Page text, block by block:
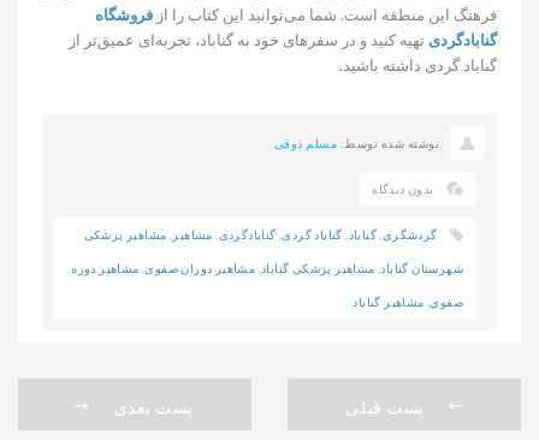
فرهنگ این منطقه است. شما می‌توانید این کتاب را از فروشگاه
گنابادگردی تهیه کنید و در سفرهای خود به گناباد، تجربه‌ای عمیق‌تر از
گناباد گردی داشته باشید.
نوشته شده توسط: مسلم ذوقی
بدون دیدگاه
گردشگری ,گناباد گناباد گردی, گنابادگردی مشاهیر مشاهیر پزشکی
شهرستان گناباد مشاهیر پزشکی گناباد مشاهیر دوران صفوی, مشاهیر دوره
صفوی, مشاهیر گناباد
پست قبلی پست بعدی